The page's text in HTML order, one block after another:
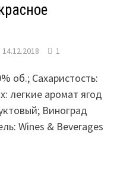
14.12.2018 1
об.; Сахаристость:
легкие аромат ягод
Виноград
Wines & Beverages